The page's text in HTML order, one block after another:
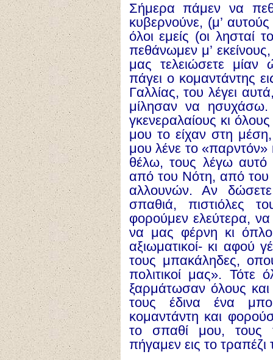
Σήμερα πάμεν να
κυβερνούνε, (μ’
όλοι εμείς (οι
πεθάνωμεν μ’
μας τελειώσετε μίαν
πάγει ο κομαντάντης
Γαλλίας, του λέγει
μίλησαν να
γκενεραλαίους κι
μου το είχαν στη μέση,
μου λένε το «παρντόν»
θέλω, τους λέγω αυτό
από του Νότη, από
αλλουνών. Αν
σπαθιά, πιστιόλες
φορούμεν ελεύτερα,
να μας φέρνη κι όπλο
αξιωματικοί- κι αφού
τους μπακάληδες,
πολιτικοί μας». Τότε
ξαρμάτωσαν όλους και
τους έδινα ένα
κομαντάντη και
το σπαθί μου, τους
πήγαμεν εις το